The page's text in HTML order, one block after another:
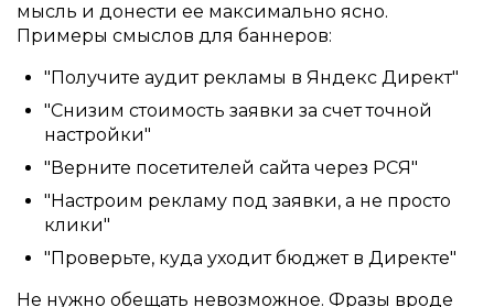
мысль и донести ее максимально ясно.
Примеры смыслов для баннеров:
"Получите аудит рекламы в Яндекс Директ"
"Снизим стоимость заявки за счет точной
настройки"
"Верните посетителей сайта через РСЯ"
"Настроим рекламу под заявки, а не просто
клики"
"Проверьте, куда уходит бюджет в Директе"
Не нужно обещать невозможное. Фразы вроде